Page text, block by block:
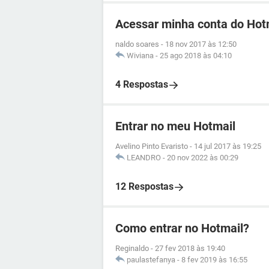
Acessar minha conta do
naldo soares - 18 nov 2017 às 12:50
Wiviana - 25 ago 2018 às 04:10
4 Respostas
Entrar no meu Hotmail
Avelino Pinto Evaristo - 14 jul 2017 às 19:25
LEANDRO - 20 nov 2022 às 00:29
12 Respostas
Como entrar no Hotmail?
Reginaldo - 27 fev 2018 às 19:40
paulastefanya - 8 fev 2019 às 16:55